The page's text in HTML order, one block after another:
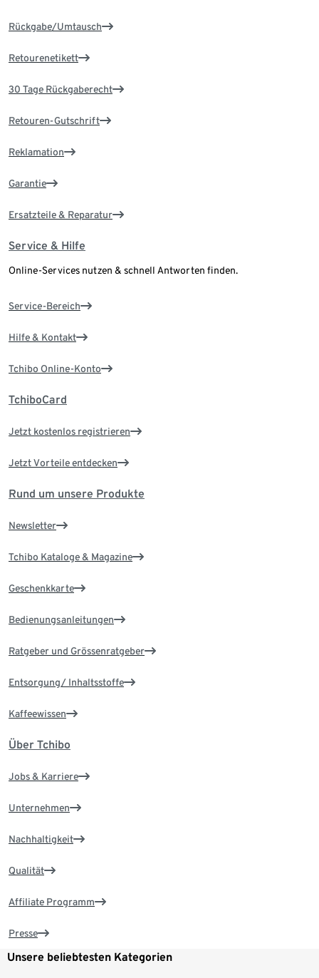
Rückgabe/Umtausch
Retourenetikett
30 Tage Rückgaberecht
Retouren-Gutschrift
Reklamation
Garantie
Ersatzteile & Reparatur
Service & Hilfe
Online-Services nutzen & schnell Antworten finden.
Service-Bereich
Hilfe & Kontakt
Tchibo Online-Konto
TchiboCard
Jetzt kostenlos registrieren
Jetzt Vorteile entdecken
Rund um unsere Produkte
Newsletter
Tchibo Kataloge & Magazine
Geschenkkarte
Bedienungsanleitungen
Ratgeber und Grössenratgeber
Entsorgung/ Inhaltsstoffe
Kaffeewissen
Über Tchibo
Jobs & Karriere
Unternehmen
Nachhaltigkeit
Qualität
Affiliate Programm
Presse
Unsere beliebtesten Kategorien